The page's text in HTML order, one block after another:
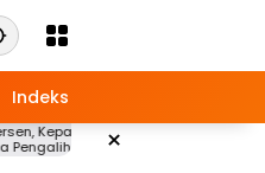
Indeks
×
Ayo Buruan Daftar Duta
Sulawesi Selatan , Ini